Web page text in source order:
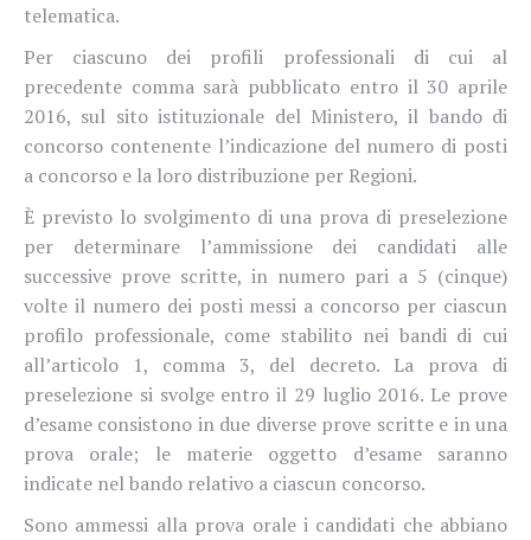
telematica.
Per ciascuno dei profili professionali di cui al
precedente comma sarà pubblicato entro il 30 aprile
2016, sul sito istituzionale del Ministero, il bando di
concorso contenente l’indicazione del numero di posti
a concorso e la loro distribuzione per Regioni.
È previsto lo svolgimento di una prova di preselezione
per determinare l’ammissione dei candidati alle
successive prove scritte, in numero pari a 5 (cinque)
volte il numero dei posti messi a concorso per ciascun
profilo professionale, come stabilito nei bandi di cui
all’articolo 1, comma 3, del decreto. La prova di
preselezione si svolge entro il 29 luglio 2016. Le prove
d’esame consistono in due diverse prove scritte e in una
prova orale; le materie oggetto d’esame saranno
indicate nel bando relativo a ciascun concorso.
Sono ammessi alla prova orale i candidati che abbiano